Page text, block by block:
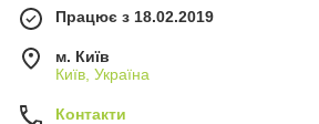
Працює з 18.02.2019
м. Київ
Київ, Україна
Контакти